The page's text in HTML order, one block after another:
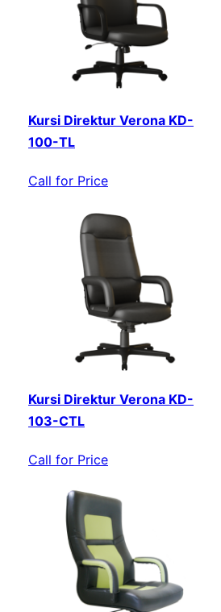
Kursi Direktur Verona KD-
100-TL
Call for Price
Kursi Direktur Verona KD-
103-CTL
Call for Price